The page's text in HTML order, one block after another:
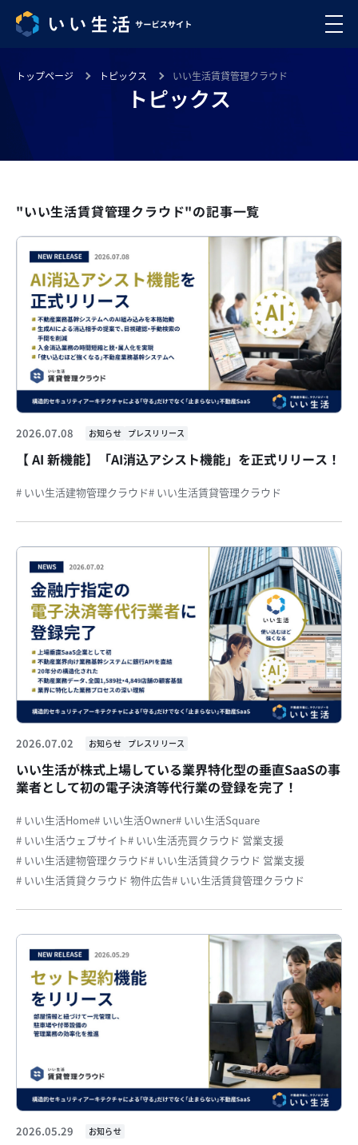
トップページ トピックス いい生活賃貸管理クラウド
トピックス
"いい生活賃貸管理クラウド"の記事一覧
2026.07.08 お知らせ プレスリリース
【 AI 新機能】「AI消込アシスト機能」を正式リリース！
# いい生活建物管理クラウド# いい生活賃貸管理クラウド
2026.07.02 お知らせ プレスリリース
いい生活が株式上場している業界特化型の垂直SaaSの事
業者として初の電子決済等代行業の登録を完了！
# いい生活Home# いい生活Owner# いい生活Square
# いい生活ウェブサイト# いい生活売買クラウド 営業支援
# いい生活建物管理クラウド# いい生活賃貸クラウド 営業支援
# いい生活賃貸クラウド 物件広告# いい生活賃貸管理クラウド
2026.05.29 お知らせ